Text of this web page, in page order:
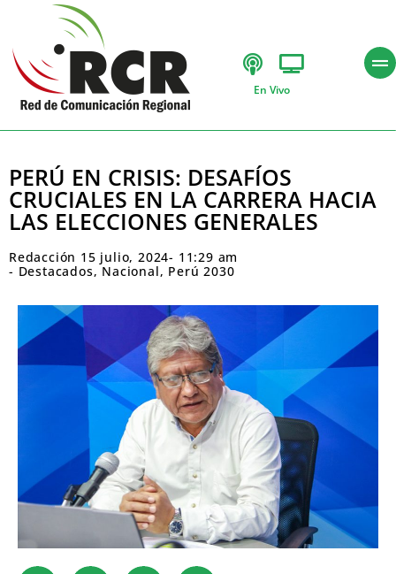
En Vivo
PERÚ EN CRISIS: DESAFÍOS
CRUCIALES EN LA CARRERA HACIA
LAS ELECCIONES GENERALES
Redacción 15 julio, 2024- 11:29 am
- Destacados, Nacional, Perú 2030